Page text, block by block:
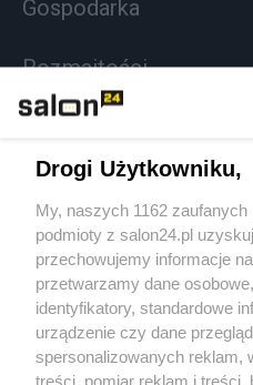
Gospodarka
Rozmaitości
Sport
Społeczeństwo
Kultura
Drogi Użytkowniku,
My, naszych 1162 zaufanych
podmioty z salon24.pl
przechowujemy informacje
przetwarzamy dane
identyfikatory, standardowe
urządzenie czy dane
spersonalizowanych reklam,
treści, pomiar reklam i treści,